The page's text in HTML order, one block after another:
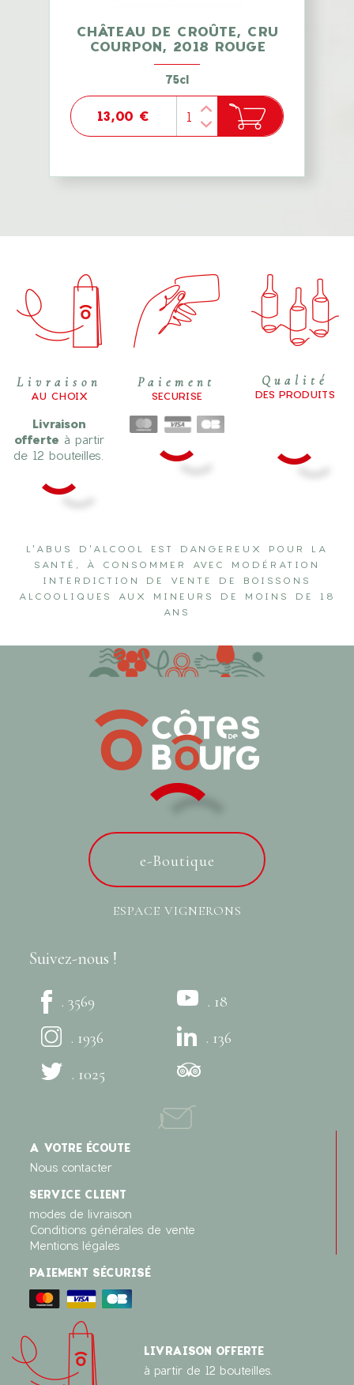
CHÂTEAU DE CROÛTE, CRU
COURPON, 2018 ROUGE
75cl
13,00 €
Livraison
AU CHOIX
Livraison
offerte à partir
de 12 bouteilles.
Paiement
SECURISE
Qualité
DES PRODUITS
L'ABUS D'ALCOOL EST DANGEREUX POUR LA
SANTÉ, À CONSOMMER AVEC MODÉRATION
INTERDICTION DE VENTE DE BOISSONS
ALCOOLIQUES AUX MINEURS DE MOINS DE 18
ANS
e-Boutique
ESPACE VIGNERONS
Suivez-nous !
. 3569
. 1936
. 1025
. 18
. 136
A VOTRE ÉCOUTE
Nous contacter
SERVICE CLIENT
modes de livraison
Conditions générales de vente
Mentions légales
PAIEMENT SÉCURISÉ
LIVRAISON OFFERTE
à partir de 12 bouteilles.